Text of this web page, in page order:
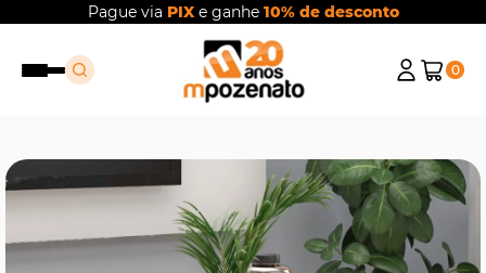
Pague via PIXe ganhe 10% de desconto
0